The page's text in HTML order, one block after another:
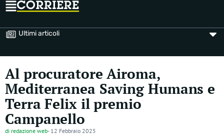
Ultimi articoli
Al procuratore Airoma,
Mediterranea Saving Humans e
Terra Felix il premio
Campanello
di redazione web- 12 Febbraio 2025